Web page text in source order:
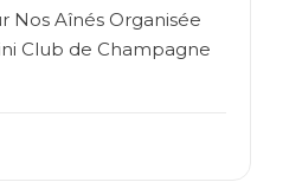
Nos Aînés Organisée
Club de Champagne